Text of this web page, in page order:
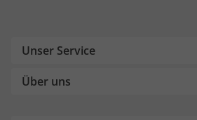
Unser Service
Über uns